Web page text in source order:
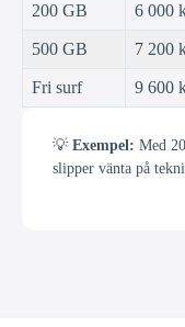
200 GB 6 000
500 GB 7 200
Fri surf 9 600
💡Exempel: Med
slipper vänta på